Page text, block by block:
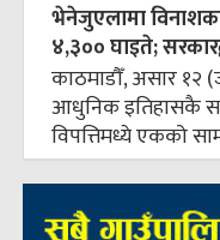
भेनेजुएलामा
४,३०० घाइते;
काठमाडौँ, असार
आधुनिक इतिहासकै
विपत्तिमध्ये एकको